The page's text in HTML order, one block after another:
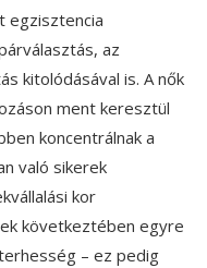
egzisztencia
az
kitolódásával is. A nők
ment keresztül
koncentrálnak a
való sikerek
kor
következtében egyre
– ez pedig